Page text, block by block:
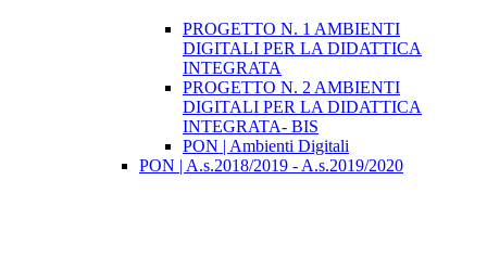
PROGETTO N. 1 AMBIENTI
DIGITALI PER LA DIDATTICA
INTEGRATA
PROGETTO N. 2 AMBIENTI
DIGITALI PER LA DIDATTICA
INTEGRATA- BIS
PON | Ambienti Digitali
PON | A.s.2018/2019 - A.s.2019/2020